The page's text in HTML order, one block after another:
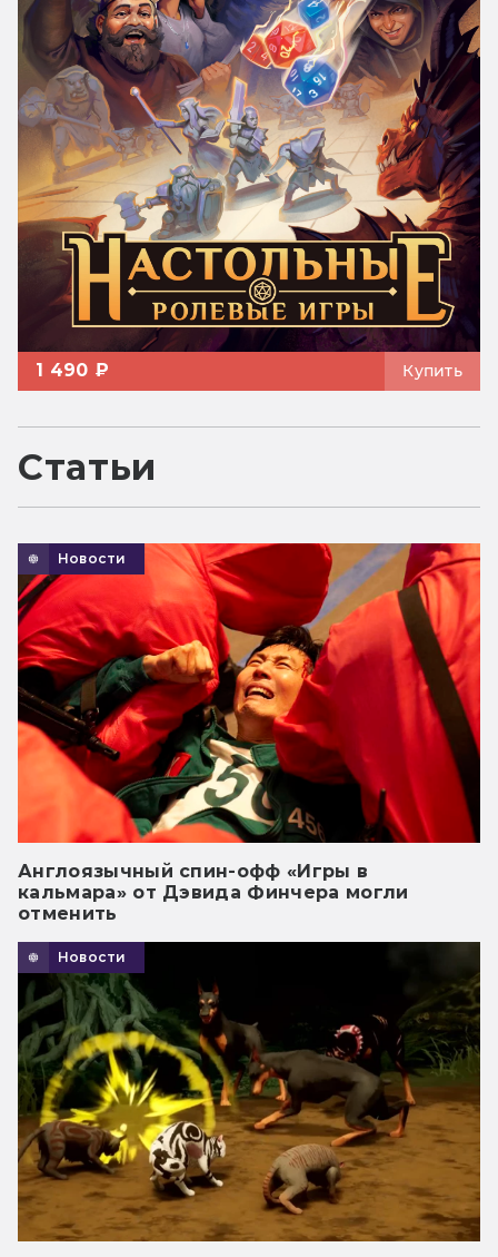
1 490 ₽ Купить
Статьи
Новости
Англоязычный спин-офф «Игры в
кальмара» от Дэвида Финчера могли
отменить
Новости